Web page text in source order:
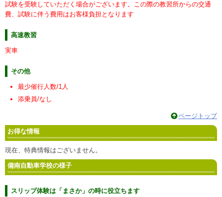
試験を受験していただく場合がございます。この際の教習所からの交通
費、試験に伴う費用はお客様負担となります
高速教習
実車
その他
最少催行人数/1人
添乗員/なし
ページトップ
お得な情報
現在、特典情報はございません。
備南自動車学校の様子
スリップ体験は「まさか」の時に役立ちます